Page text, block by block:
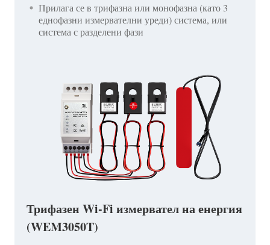
Прилага се в трифазна или монофазна (като 3
еднофазни измервателни уреди) система, или
система с разделени фази
Трифазен Wi-Fi измервател на енергия
(WEM3050T)